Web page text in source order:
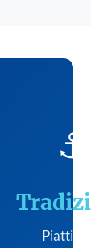
⚓
Piatti